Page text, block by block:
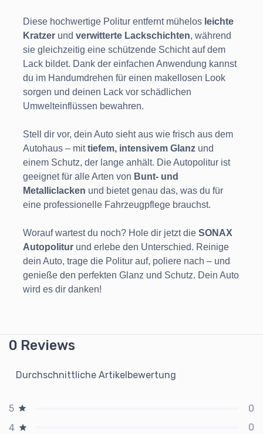
Diese hochwertige Politur entfernt mühelos leichte
Kratzer und verwitterte Lackschichten, während
sie gleichzeitig eine schützende Schicht auf dem
Lack bildet. Dank der einfachen Anwendung kannst
du im Handumdrehen für einen makellosen Look
sorgen und deinen Lack vor schädlichen
Umwelteinflüssen bewahren.
Stell dir vor, dein Auto sieht aus wie frisch aus dem
Autohaus – mittiefem, intensivem Glanz und
einem Schutz, der lange anhält. Die Autopolitur ist
geeignet für alle Arten von Bunt- und
Metalliclacken und bietet genau das, was du für
eine professionelle Fahrzeugpflege brauchst.
Worauf wartest du noch? Hole dir jetzt die SONAX
Autopolitur und erlebe den Unterschied. Reinige
dein Auto, trage die Politur auf, poliere nach – und
genieße den perfekten Glanz und Schutz. Dein Auto
wird es dir danken!
0 Reviews
Durchschnittliche Artikelbewertung
5
0
4
0